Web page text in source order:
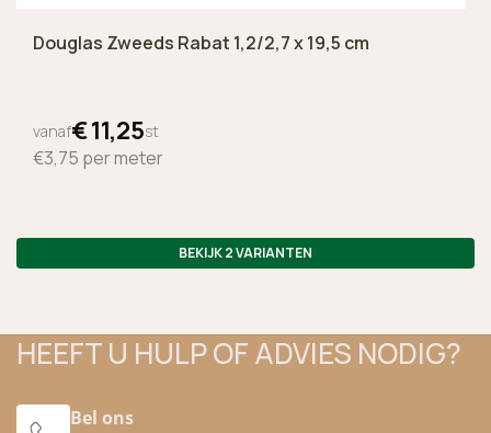
Douglas Zweeds Rabat 1,2/2,7 x 19,5 cm
vanaf€11,25st
€3,75 per meter
BEKIJK 2 VARIANTEN
HEEFT U HULP OF ADVIES NODIG?
Bel ons